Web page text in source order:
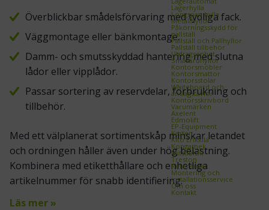
Lagerhylla
Longspan hylla
Metallhyllor
Påkörningsskydd för
pallställ
Pallställ och Pallhyllor
Pallställ tillbehör
Utdragsenhet
Småvaruhyllor
Kontorsmöbler
Kontorsmattor
Kontorsstolar
Whiteboard och
anslagstavlor
Kontorsskrivbord
Varumärken
Axelent
Edmolift
EP-Equipment
Kasten
Kito Erikkilä
Kongamek
Mitsubishi
Treston
Referenser
Montering och
installationsservice
Om oss
Kontakt
Överblickbar smådelsförvaring med tydliga fack.
Väggmontage eller bänkmontage.
Damm- och smutsskyddad hantering med slutna
lådor eller vipplådor.
Passar sortering av reservdelar, förbrukning och
tillbehör.
Med ett välplanerat sortimentskåp minskar letandet
och ordningen håller även under hög belastning.
Kombinera med etiketthållare och enhetliga
artikelnummer för snabb identifiering.
Läs mer »